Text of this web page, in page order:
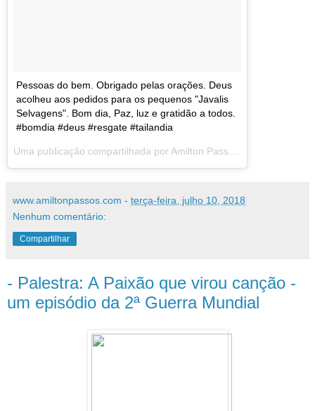
Pessoas do bem. Obrigado pelas orações. Deus
acolheu aos pedidos para os pequenos "Javalis
Selvagens". Bom dia, Paz, luz e gratidão a todos.
#bomdia #deus #resgate #tailandia
Uma publicação compartilhada por Amilton Passos
www.amiltonpassos.com - terça-feira, julho 10, 2018
Nenhum comentário:
Compartilhar
- Palestra: A Paixão que virou canção -
um episódio da 2ª Guerra Mundial